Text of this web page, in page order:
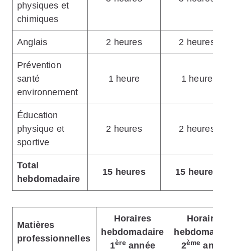
physiques et
chimiques
Anglais 2 heures 2 heures
Prévention
santé
environnement
1 heure 1 heure
Éducation
physique et
sportive
2 heures 2 heures
Total
hebdomadaire
15 heures 15 heures
Matières
professionnelles
Horaires
hebdomadaire
1èreannée
Horaires
2ème